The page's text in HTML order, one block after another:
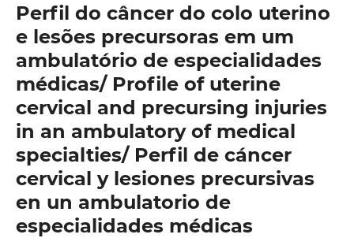
Perfil do câncer do colo uterino
e lesões precursoras em um
ambulatório de especialidades
médicas/ Profile of uterine
cervical and precursing injuries
in an ambulatory of medical
specialties/ Perfil de cáncer
cervical y lesiones precursivas
en un ambulatorio de
especialidades médicas